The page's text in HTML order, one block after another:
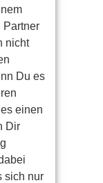
Partner
nicht
Du es
einen
Dir
sich nur